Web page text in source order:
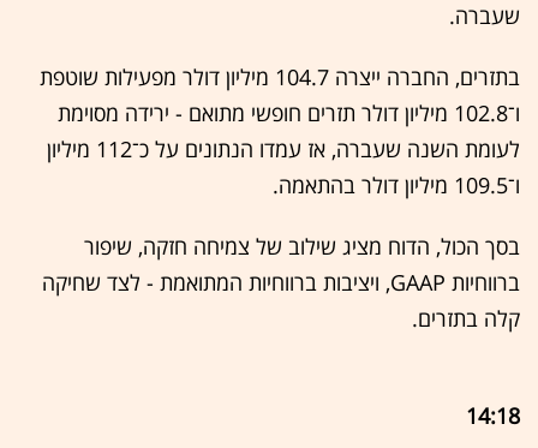
שעברה.
בתזרים, החברה ייצרה 104.7 מיליון דולר מפעילות שוטפת
ו־102.8 מיליון דולר תזרים חופשי מתואם - ירידה מסוימת
לעומת השנה שעברה, אז עמדו הנתונים על כ־112 מיליון
ו־109.5 מיליון דולר בהתאמה.
בסך הכול, הדוח מציג שילוב של צמיחה חזקה, שיפור
ברווחיות GAAP, ויציבות ברווחיות המתואמת - לצד שחיקה
קלה בתזרים.
14:18